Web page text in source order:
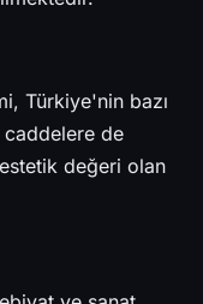
Türkiye'nin bazı
de
değeri olan